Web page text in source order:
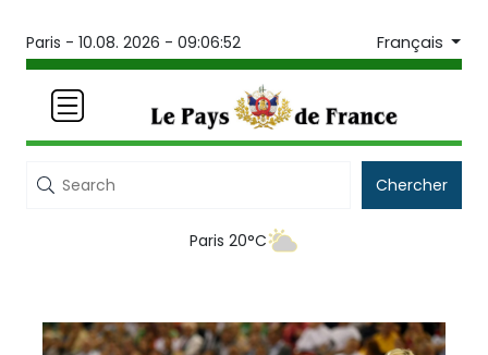
Paris - 10.08. 2026 - 09:06:52 Français
Chercher
Paris 20°C